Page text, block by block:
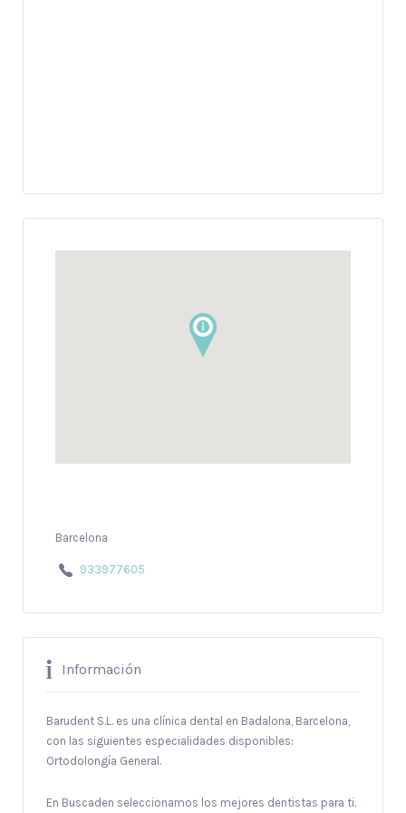
Barcelona
933977605
Información
Barudent S.L. es una clínica dental en Badalona, Barcelona,
con las siguientes especialidades disponibles:
Ortodolongía General.
En Buscaden seleccionamos los mejores dentistas para ti.